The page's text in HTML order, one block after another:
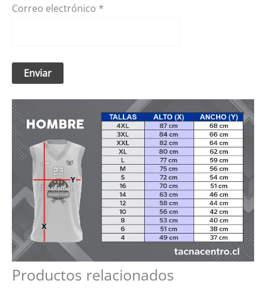
Correo electrónico *
Productos relacionados